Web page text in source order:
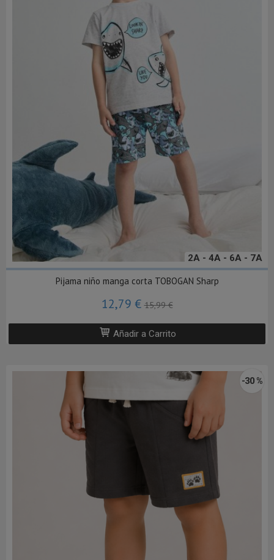
2A - 4A - 6A - 7A
Pijama niño manga corta TOBOGAN Sharp
12,79 €15,99 €
Añadir a Carrito
-30 %